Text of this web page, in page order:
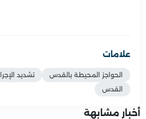
علامات
الحواجز المحيطة بالقدس
تشديد
القدس
أخبار مشابهة